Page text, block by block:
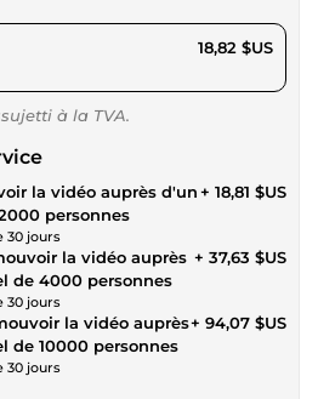
17,34 $US 18,82 $US
à la TVA.
la vidéo auprès d'un
personnes
30 jours
+ 18,81 $US
la vidéo auprès
de 4000 personnes
30 jours
+ 37,63 $US
la vidéo auprès
10000 personnes
30 jours
+ 94,07 $US